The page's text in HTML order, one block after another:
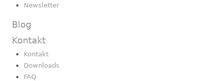
Newsletter
Blog
Kontakt
Kontakt
Downloads
FAQ